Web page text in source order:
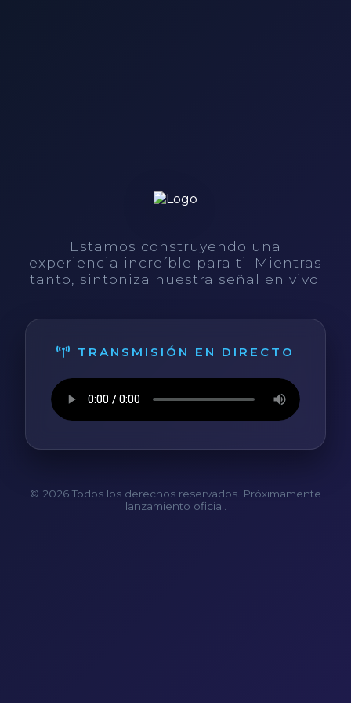
Estamos construyendo una
experiencia increíble para ti. Mientras
tanto, sintoniza nuestra señal en vivo.
TRANSMISIÓN EN DIRECTO
© 2026 Todos los derechos reservados. Próximamente
lanzamiento oficial.